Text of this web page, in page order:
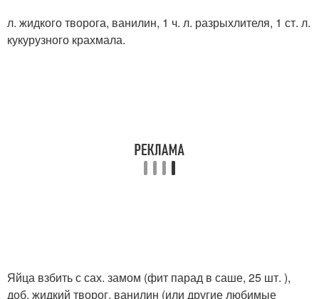
л. жидкого творога, ванилин, 1 ч. л. разрыхлителя, 1 ст. л.
кукурузного крахмала.
Яйца взбить с сах. замом (фит парад в саше, 25 шт. ),
доб. жидкий творог, ванилин (или другие любимые